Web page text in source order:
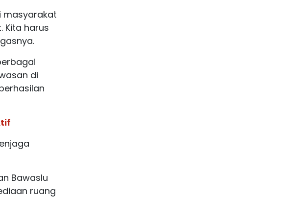
masyarakat
Kita harus
di
Bawaslu
ruang